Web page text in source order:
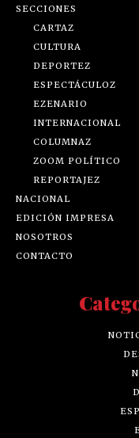
SECCIONES
CARTAZ
CULTURA
DEPORTEZ
ESPECTÁCULOZ
EZENARIO
INTERNACIONAL
COLUMNAZ
ZOOM POLÍTICO
REPORTAJEZ
NACIONAL
EDICIÓN IMPRESA
NOSOTROS
CONTACTO